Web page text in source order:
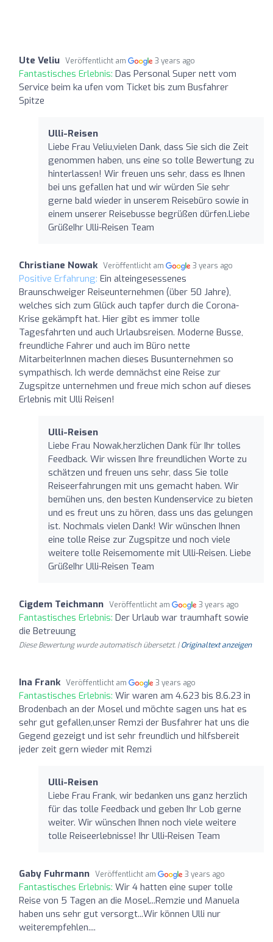
Ute Veliu Veröffentlicht am 3 years ago
Fantastisches Erlebnis: Das Personal Super nett vom
Service beim ka ufen vom Ticket bis zum Busfahrer
Spitze
Ulli-Reisen
Liebe Frau Veliu,vielen Dank, dass Sie sich die Zeit
genommen haben, uns eine so tolle Bewertung zu
hinterlassen! Wir freuen uns sehr, dass es Ihnen
bei uns gefallen hat und wir würden Sie sehr
gerne bald wieder in unserem Reisebüro sowie in
einem unserer Reisebusse begrüßen dürfen.Liebe
GrüßeIhr Ulli-Reisen Team
Christiane Nowak Veröffentlicht am 3 years ago
Positive Erfahrung: Ein alteingesessenes
Braunschweiger Reiseunternehmen (über 50 Jahre),
welches sich zum Glück auch tapfer durch die Corona-
Krise gekämpft hat. Hier gibt es immer tolle
Tagesfahrten und auch Urlaubsreisen. Moderne Busse,
freundliche Fahrer und auch im Büro nette
MitarbeiterInnen machen dieses Busunternehmen so
sympathisch. Ich werde demnächst eine Reise zur
Zugspitze unternehmen und freue mich schon auf dieses
Erlebnis mit Ulli Reisen!
Ulli-Reisen
Liebe Frau Nowak,herzlichen Dank für Ihr tolles
Feedback. Wir wissen Ihre freundlichen Worte zu
schätzen und freuen uns sehr, dass Sie tolle
Reiseerfahrungen mit uns gemacht haben. Wir
bemühen uns, den besten Kundenservice zu bieten
und es freut uns zu hören, dass uns das gelungen
ist. Nochmals vielen Dank! Wir wünschen Ihnen
eine tolle Reise zur Zugspitze und noch viele
weitere tolle Reisemomente mit Ulli-Reisen. Liebe
GrüßeIhr Ulli-Reisen Team
Cigdem Teichmann Veröffentlicht am 3 years ago
Fantastisches Erlebnis: Der Urlaub war traumhaft sowie
die Betreuung
Diese Bewertung wurde automatisch übersetzt. |Originaltext anzeigen
Ina Frank Veröffentlicht am 3 years ago
Fantastisches Erlebnis: Wir waren am 4.623 bis 8.6.23 in
Brodenbach an der Mosel und möchte sagen uns hat es
sehr gut gefallen,unser Remzi der Busfahrer hat uns die
Gegend gezeigt und ist sehr freundlich und hilfsbereit
jeder zeit gern wieder mit Remzi
Ulli-Reisen
Liebe Frau Frank, wir bedanken uns ganz herzlich
für das tolle Feedback und geben Ihr Lob gerne
weiter. Wir wünschen Ihnen noch viele weitere
tolle Reiseerlebnisse! Ihr Ulli-Reisen Team
Gaby Fuhrmann Veröffentlicht am 3 years ago
Fantastisches Erlebnis: Wir 4 hatten eine super tolle
Reise von 5 Tagen an die Mosel...Remzie und Manuela
haben uns sehr gut versorgt...Wir können Ulli nur
weiterempfehlen....